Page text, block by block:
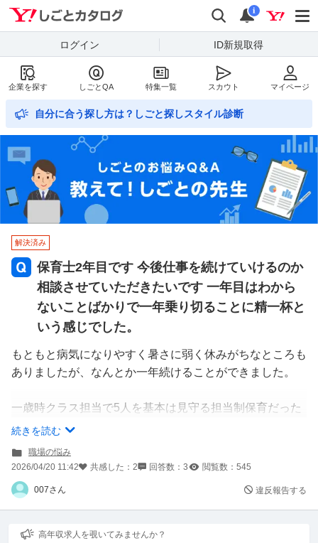
Yahoo!しごとカタログ
検索
通知
i
ログイン ID新規取得
企業を探す しごとQA 特集一覧 スカウト マイページ
自分に合う探し方は？しごと探しスタイル診断
解決済み
保育士2年目です 今後仕事を続けていけるのか
相談させていただきたいです 一年目はわから
ないことばかりで一年乗り切ることに精一杯と
いう感じでした。
もともと病気になりやすく暑さに弱く休みがちなところも
ありましたが、なんとか一年続けることができました。
一歳時クラス担当で5人を基本は見守る担当制保育だった
ため自分の目で見切れる人数で落ち着いて把握できる環境
ちも落ちてきて自分にも余裕が出てきて〇〇してみようか
なや、楽しいと思って仕事ができることが増えました。
しかし、4月から3歳児クラスの担当になり自分で20人ほ
どのクラスを見ていかなければなりません。もう1人担任
続きを読む
職場の悩み
2026/04/20 11:42
共感した： 2 回答数： 3 閲覧数： 545
007さん 違反報告する
高年収求人を覗いてみませんか？